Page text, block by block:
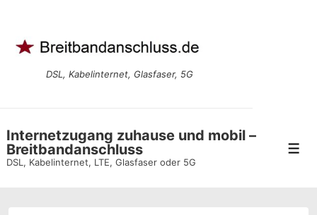
Inhalt
DSL, Kabelinternet, Glasfaser, 5G
Internetzugang zuhause und mobil –
Breitbandanschluss
DSL, Kabelinternet, LTE, Glasfaser oder 5G